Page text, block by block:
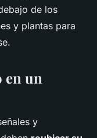
de los
y plantas para
en un
y